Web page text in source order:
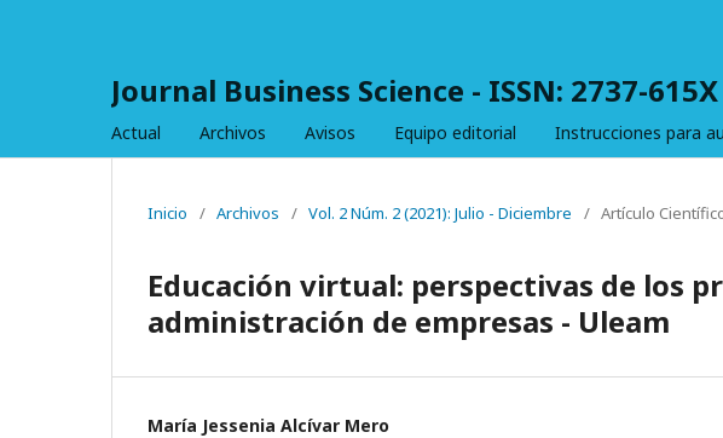
Journal Business Science - ISSN: 2737-615X
Actual Archivos Avisos Equipo editorial Instrucciones para
Inicio / Archivos / Vol. 2 Núm. 2 (2021): Julio - Diciembre / Artículo
Educación virtual: perspectivas de los
administración de empresas - Uleam
María Jessenia Alcívar Mero